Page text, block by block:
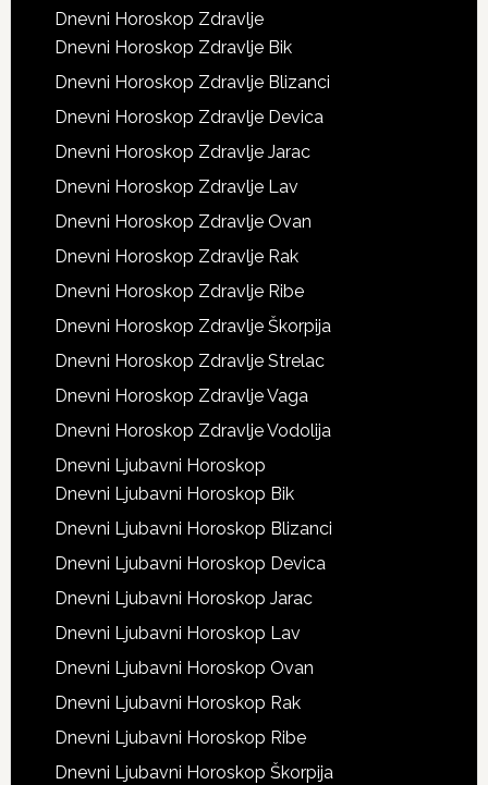
Dnevni Horoskop Zdravlje
Dnevni Horoskop Zdravlje Bik
Dnevni Horoskop Zdravlje Blizanci
Dnevni Horoskop Zdravlje Devica
Dnevni Horoskop Zdravlje Jarac
Dnevni Horoskop Zdravlje Lav
Dnevni Horoskop Zdravlje Ovan
Dnevni Horoskop Zdravlje Rak
Dnevni Horoskop Zdravlje Ribe
Dnevni Horoskop Zdravlje Škorpija
Dnevni Horoskop Zdravlje Strelac
Dnevni Horoskop Zdravlje Vaga
Dnevni Horoskop Zdravlje Vodolija
Dnevni Ljubavni Horoskop
Dnevni Ljubavni Horoskop Bik
Dnevni Ljubavni Horoskop Blizanci
Dnevni Ljubavni Horoskop Devica
Dnevni Ljubavni Horoskop Jarac
Dnevni Ljubavni Horoskop Lav
Dnevni Ljubavni Horoskop Ovan
Dnevni Ljubavni Horoskop Rak
Dnevni Ljubavni Horoskop Ribe
Dnevni Ljubavni Horoskop Škorpija